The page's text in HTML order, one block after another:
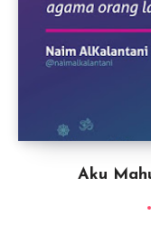
Aku